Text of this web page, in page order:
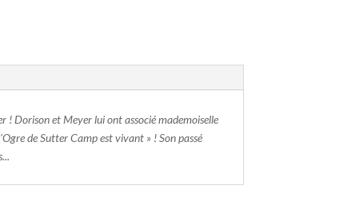
! Dorison et Meyer lui ont associé mademoiselle
de Sutter Camp est vivant » ! Son passé